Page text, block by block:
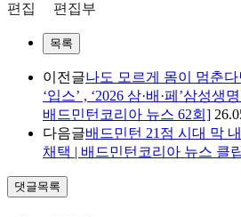
편집 편집부
목록
이전글나도 모르게 몸이 멈춘
‘입스’ , ‘2026 삼·배·페’삼성
배드민턴코리아 뉴스 62회]
다음글배드민턴 21점 시대 막
채택 | 배드민턴코리아 뉴스 클
댓글목록